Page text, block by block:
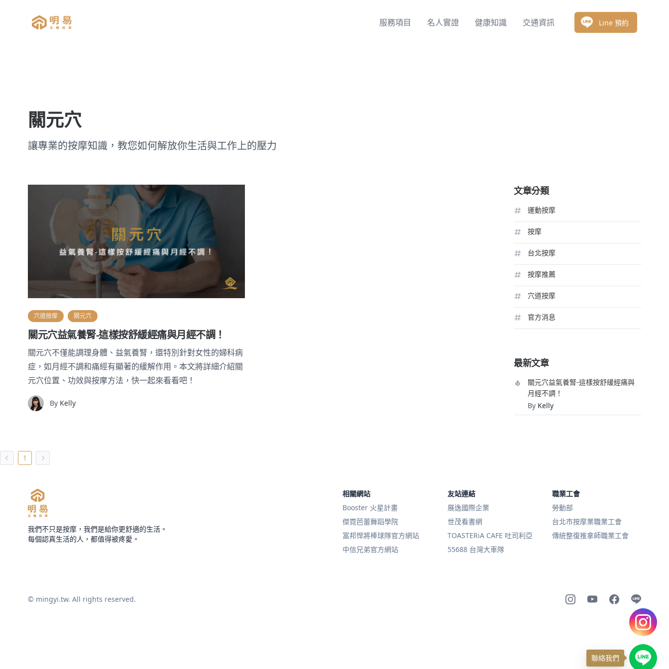
明易足體按摩 服務項目 名人實證 健康知識 交通資訊 Line 預約
關元穴
讓專業的按摩知識，教您如何解放你生活與工作上的壓力
穴道按摩 關元穴
關元穴益氣養腎-這樣按舒緩經痛與月經不調！
關元穴不僅能調理身體、益氣養腎，還特別針對女性的婦科病
症，如月經不調和痛經有顯著的緩解作用。本文將詳細介紹關
元穴位置、功效與按摩方法，快一起來看看吧！
By Kelly
文章分類
運動按摩
按摩
台北按摩
按摩推薦
穴道按摩
官方消息
最新文章
關元穴益氣養腎-這樣按舒緩經痛與
月經不調！
By Kelly
1
我們不只是按摩，我們是給你更舒適的生活。
每個認真生活的人，都值得被疼愛。
相關網站
Booster 火星計畫
傑霓芭蕾舞蹈學院
富邦悍將棒球隊官方網站
中信兄弟官方網站
友站連結
展逸國際企業
世茂看書網
TOASTERiA CAFE 吐司利亞
55688 台灣大車隊
職業工會
勞動部
台北市按摩業職業工會
傳統整復推拿師職業工會
© mingyi.tw. All rights reserved.
聯絡我們